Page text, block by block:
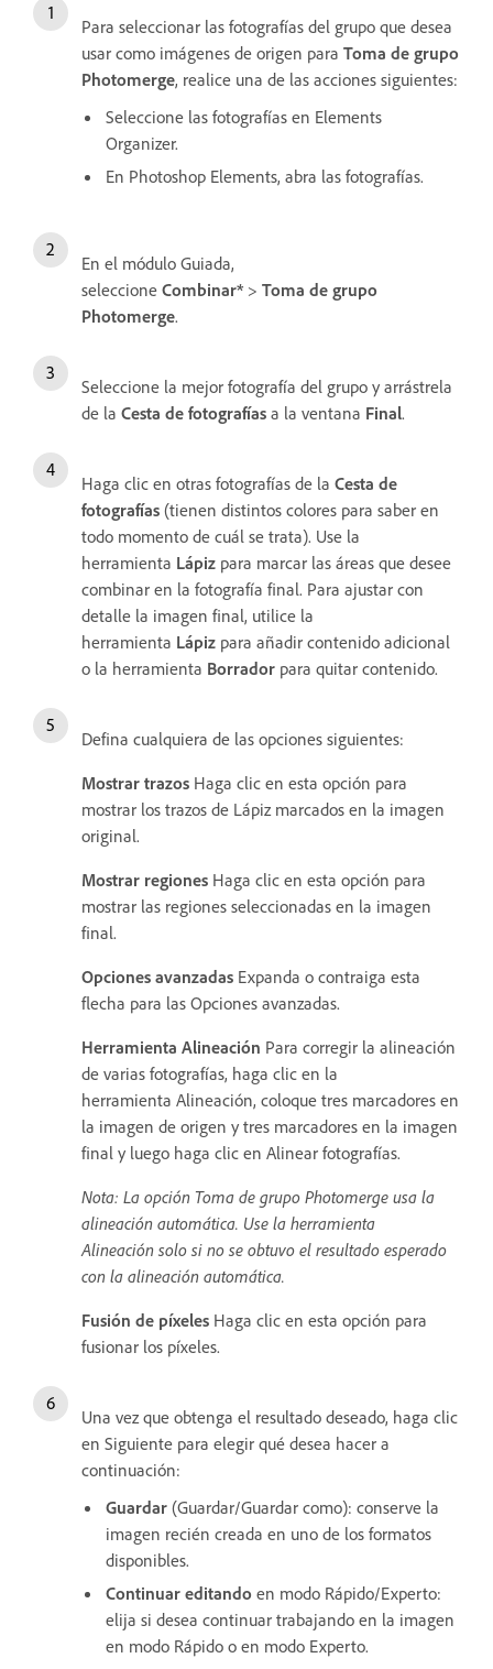
Para seleccionar las fotografías del grupo que desea
usar como imágenes de origen para Toma de grupo
Photomerge, realice una de las acciones siguientes:
Seleccione las fotografías en Elements
Organizer.
En Photoshop Elements, abra las fotografías.
En el módulo Guiada,
seleccione Combinar* > Toma de grupo
Photomerge.
Seleccione la mejor fotografía del grupo y arrástrela
de la Cesta de fotografías a la ventana Final.
Haga clic en otras fotografías de la Cesta de
fotografías (tienen distintos colores para saber en
todo momento de cuál se trata). Use la
herramienta Lápiz para marcar las áreas que desee
combinar en la fotografía final. Para ajustar con
detalle la imagen final, utilice la
herramienta Lápiz para añadir contenido adicional
o la herramienta Borrador para quitar contenido.
Defina cualquiera de las opciones siguientes:
Mostrar trazos Haga clic en esta opción para
mostrar los trazos de Lápiz marcados en la imagen
original.
Mostrar regiones Haga clic en esta opción para
mostrar las regiones seleccionadas en la imagen
final.
Opciones avanzadas Expanda o contraiga esta
flecha para las Opciones avanzadas.
Herramienta Alineación Para corregir la alineación
de varias fotografías, haga clic en la
herramienta Alineación, coloque tres marcadores en
la imagen de origen y tres marcadores en la imagen
final y luego haga clic en Alinear fotografías.
Nota: La opción Toma de grupo Photomerge usa la
alineación automática. Use la herramienta
Alineación solo si no se obtuvo el resultado esperado
con la alineación automática.
Fusión de píxeles Haga clic en esta opción para
fusionar los píxeles.
Una vez que obtenga el resultado deseado, haga clic
en Siguiente para elegir qué desea hacer a
continuación:
Guardar (Guardar/Guardar como): conserve la
imagen recién creada en uno de los formatos
disponibles.
Continuar editando en modo Rápido/Experto:
elija si desea continuar trabajando en la imagen
en modo Rápido o en modo Experto.